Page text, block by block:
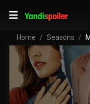
Home Seasons